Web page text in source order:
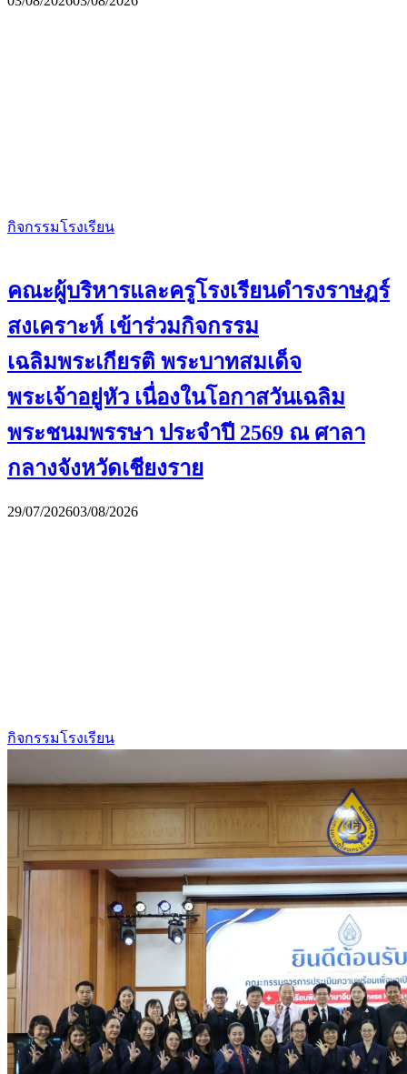
กิจกรรมโรงเรียน
คณะผู้บริหารและครูโรงเรียนดำรงราษฎร์
สงเคราะห์ เข้าร่วมกิจกรรม
เฉลิมพระเกียรติ พระบาทสมเด็จ
พระเจ้าอยู่หัว เนื่องในโอกาสวันเฉลิม
พระชนมพรรษา ประจำปี 2569 ณ ศาลา
กลางจังหวัดเชียงราย
29/07/202603/08/2026
กิจกรรมโรงเรียน